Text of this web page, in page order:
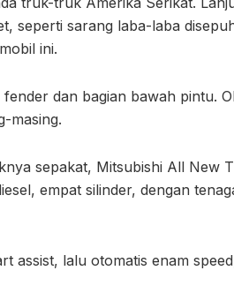
seperti sarang laba-laba
ini.
dan bagian bawah pintu.
masing.
sepakat, Mitsubishi All New
empat silinder, dengan
assist, lalu otomatis enam